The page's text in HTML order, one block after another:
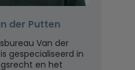
der Putten
Van der
gespecialiseerd in
en het